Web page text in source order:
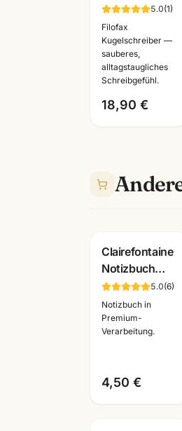
Kugelschreiber
·
verschiedene
Motive ·
Schreibgeräte
5.0(1)
Filofax
Kugelschreiber —
sauberes,
alltagstaugliches
Schreibgefühl.
18,90 €
Clairefontaine
Notizbuch
braun/schwarz
· A6/A5 ·
Premium
Bürobedarf
5.0(6)
Notizbuch in
Premium-
Verarbeitung.
4,50 €